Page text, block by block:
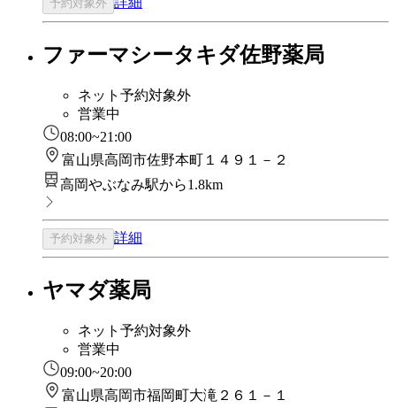
予約対象外
ファーマシータキダ佐野薬局
ネット予約対象外
営業中
08:00~21:00
富山県高岡市佐野本町１４９１－２
高岡やぶなみ駅から1.8km
予約対象外 詳細
ヤマダ薬局
ネット予約対象外
営業中
09:00~20:00
富山県高岡市福岡町大滝２６１－１